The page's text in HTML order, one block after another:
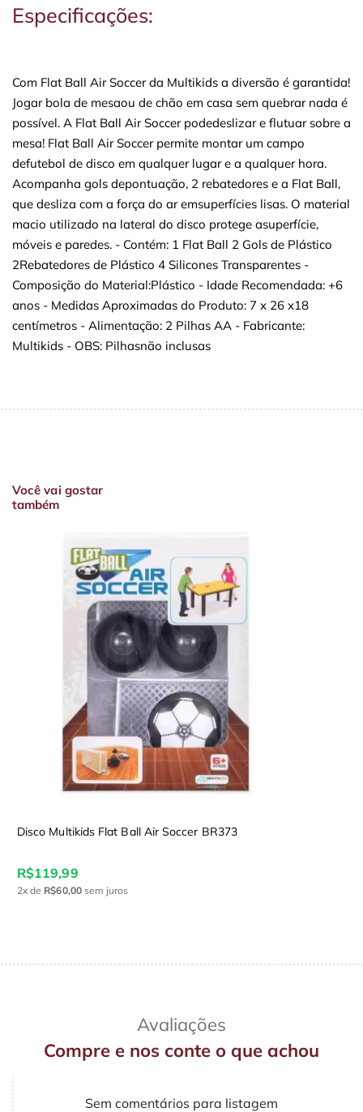
Especificações:
Com Flat Ball Air Soccer da Multikids a diversão é garantida!
Jogar bola de mesaou de chão em casa sem quebrar nada é
possível. A Flat Ball Air Soccer podedeslizar e flutuar sobre a
mesa! Flat Ball Air Soccer permite montar um campo
defutebol de disco em qualquer lugar e a qualquer hora.
Acompanha gols depontuação, 2 rebatedores e a Flat Ball,
que desliza com a força do ar emsuperfícies lisas. O material
macio utilizado na lateral do disco protege asuperfície,
móveis e paredes. - Contém: 1 Flat Ball 2 Gols de Plástico
2Rebatedores de Plástico 4 Silicones Transparentes -
Composição do Material:Plástico - Idade Recomendada: +6
anos - Medidas Aproximadas do Produto: 7 x 26 x18
centímetros - Alimentação: 2 Pilhas AA - Fabricante:
Multikids - OBS: Pilhasnão inclusas
Você vai gostar
também
Disco Multikids Flat Ball Air Soccer BR373
R$119,99
2x de R$60,00sem juros
Avaliações
Compre e nos conte o que achou
Sem comentários para listagem